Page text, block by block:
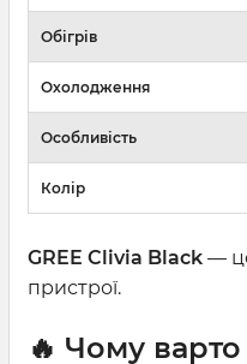
Обігрів
Охолодження
Особливість
Колір
GREE Clivia Black —
пристрої.
🔥 Чому